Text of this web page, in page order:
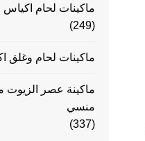
ماكينات لحام اكياس
(249)
ماكينات لحام وغلق
منسي
(337)